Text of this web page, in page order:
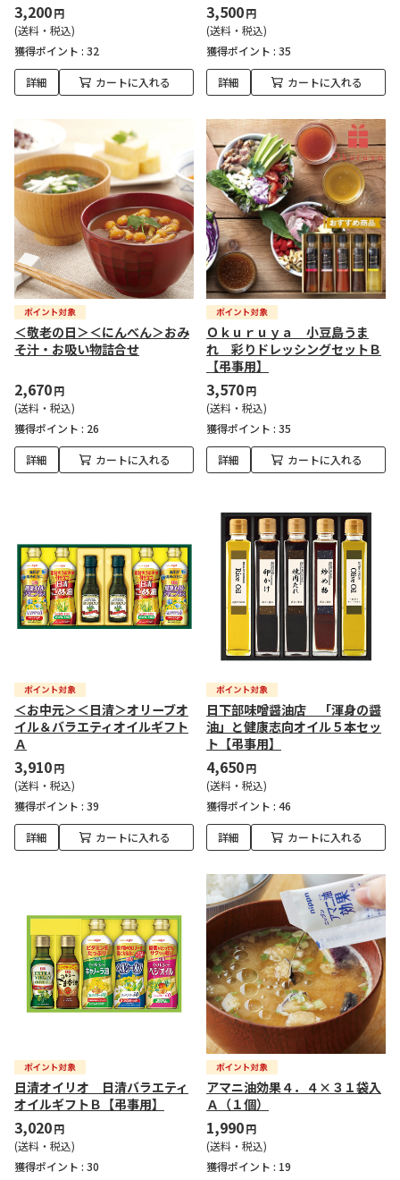
3,200円
(送料・税込)
獲得ポイント : 32
詳細 カートに入れる
3,500円
(送料・税込)
獲得ポイント : 35
詳細 カートに入れる
＜敬老の日＞＜にんべん＞おみ
そ汁・お吸い物詰合せ
2,670円
(送料・税込)
獲得ポイント : 26
詳細 カートに入れる
Ｏｋｕｒｕｙａ 小豆島うま
れ 彩りドレッシングセットＢ
【弔事用】
3,570円
(送料・税込)
獲得ポイント : 35
詳細 カートに入れる
＜お中元＞＜日清＞オリーブオ
イル＆バラエティオイルギフト
Ａ
3,910円
(送料・税込)
獲得ポイント : 39
詳細 カートに入れる
日下部味噌醤油店 「渾身の醤
油」と健康志向オイル５本セッ
ト【弔事用】
4,650円
(送料・税込)
獲得ポイント : 46
詳細 カートに入れる
日清オイリオ 日清バラエティ
オイルギフトＢ【弔事用】
3,020円
(送料・税込)
獲得ポイント : 30
アマニ油効果４．４×３１袋入
Ａ（１個）
1,990円
(送料・税込)
獲得ポイント : 19